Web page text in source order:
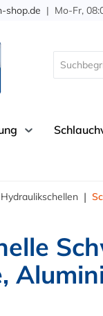
shop.de | Mo-Fr,
|